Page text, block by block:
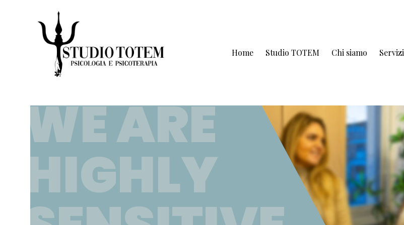
Home Studio TOTEM Chi siamo Servizi
WE ARE
HIGHLY